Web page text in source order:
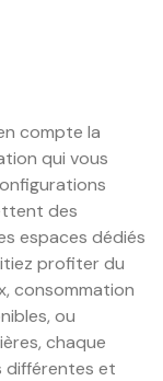
compte la
qui vous
des
espaces dédiés
profiter du
consommation
ou
chaque
différentes et